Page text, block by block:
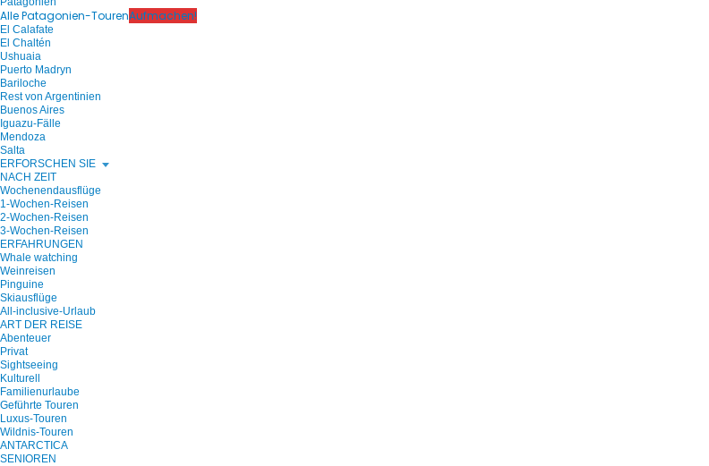
Alle Patagonien-TourenAufmachen!
El Calafate
El Chaltén
Ushuaia
Puerto Madryn
Bariloche
Rest von Argentinien
Buenos Aires
Iguazu-Fälle
Mendoza
Salta
ERFORSCHEN SIE
NACH ZEIT
Wochenendausflüge
1-Wochen-Reisen
2-Wochen-Reisen
3-Wochen-Reisen
ERFAHRUNGEN
Whale watching
Weinreisen
Pinguine
Skiausflüge
All-inclusive-Urlaub
ART DER REISE
Abenteuer
Privat
Sightseeing
Kulturell
Familienurlaube
Geführte Touren
Luxus-Touren
Wildnis-Touren
ANTARCTICA
SENIOREN